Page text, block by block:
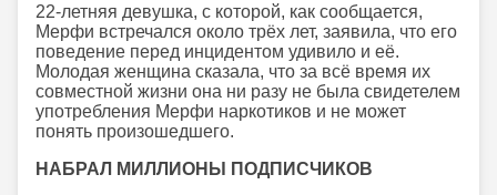
22-летняя девушка, с которой, как сообщается,
Мерфи встречался около трёх лет, заявила, что его
поведение перед инцидентом удивило и её.
Молодая женщина сказала, что за всё время их
совместной жизни она ни разу не была свидетелем
употребления Мерфи наркотиков и не может
понять произошедшего.
НАБРАЛ МИЛЛИОНЫ ПОДПИСЧИКОВ